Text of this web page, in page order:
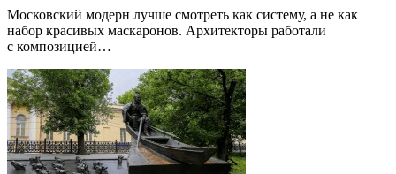
Московский модерн лучше смотреть как систему, а не как
набор красивых маскаронов. Архитекторы работали
с композицией…